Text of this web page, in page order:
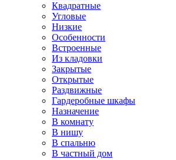
Квадратные
Угловые
Низкие
Особенности
Встроенные
Из кладовки
Закрытые
Открытые
Раздвижные
Гардеробные шкафы
Назначение
В комнату
В нишу
В спальню
В частный дом